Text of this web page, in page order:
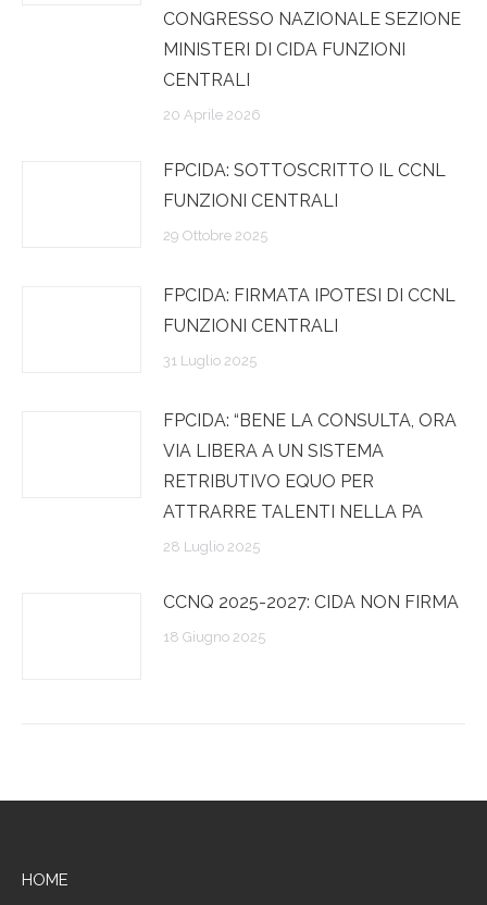
CONGRESSO NAZIONALE SEZIONE
MINISTERI DI CIDA FUNZIONI
CENTRALI
20 Aprile 2026
FPCIDA: SOTTOSCRITTO IL CCNL
FUNZIONI CENTRALI
29 Ottobre 2025
FPCIDA: FIRMATA IPOTESI DI CCNL
FUNZIONI CENTRALI
31 Luglio 2025
FPCIDA: “BENE LA CONSULTA, ORA
VIA LIBERA A UN SISTEMA
RETRIBUTIVO EQUO PER
ATTRARRE TALENTI NELLA PA
28 Luglio 2025
CCNQ 2025-2027: CIDA NON FIRMA
18 Giugno 2025
HOME